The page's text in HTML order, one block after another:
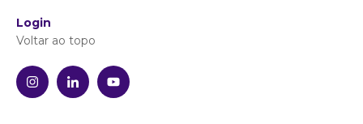
Login
Voltar ao topo